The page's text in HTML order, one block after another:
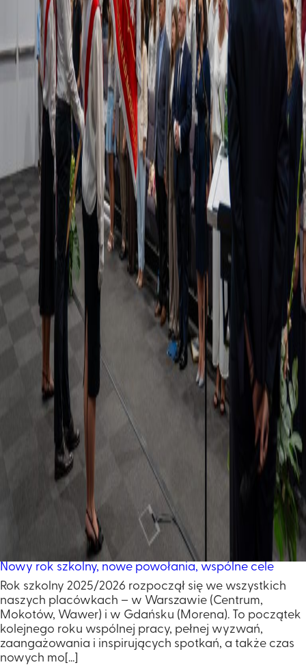
Nowy rok szkolny, nowe powołania, wspólne cele
Rok szkolny 2025/2026 rozpoczął się we wszystkich
naszych placówkach – w Warszawie (Centrum,
Mokotów, Wawer) i w Gdańsku (Morena). To początek
kolejnego roku wspólnej pracy, pełnej wyzwań,
zaangażowania i inspirujących spotkań, a także czas
nowych mo[...]